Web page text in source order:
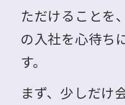
ただけることを
の入社を心待ち
す。
まず、少しだけ